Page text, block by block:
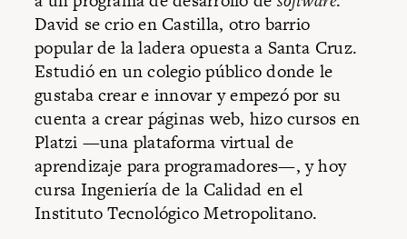
David se crio en Castilla, otro barrio
popular de la ladera opuesta a Santa Cruz.
Estudió en un colegio público donde le
gustaba crear e innovar y empezó por su
cuenta a crear páginas web, hizo cursos en
Platzi —una plataforma virtual de
aprendizaje para programadores—, y hoy
cursa Ingeniería de la Calidad en el
Instituto Tecnológico Metropolitano.